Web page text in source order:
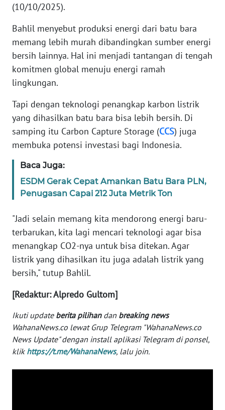
(10/10/2025).
Bahlil menyebut produksi energi dari batu bara
memang lebih murah dibandingkan sumber energi
bersih lainnya. Hal ini menjadi tantangan di tengah
komitmen global menuju energi ramah
lingkungan.
Tapi dengan teknologi penangkap karbon listrik
yang dihasilkan batu bara bisa lebih bersih. Di
samping itu Carbon Capture Storage (CCS) juga
membuka potensi investasi bagi Indonesia.
Baca Juga:
ESDM Gerak Cepat Amankan Batu Bara PLN,
Penugasan Capai 212 Juta Metrik Ton
"Jadi selain memang kita mendorong energi baru-
terbarukan, kita lagi mencari teknologi agar bisa
menangkap CO2-nya untuk bisa ditekan. Agar
listrik yang dihasilkan itu juga adalah listrik yang
bersih," tutup Bahlil.
[Redaktur: Alpredo Gultom]
Ikuti update berita pilihandan breaking news
WahanaNews.co lewat Grup Telegram "WahanaNews.co
News Update" dengan install aplikasi Telegram di ponsel,
klik https://t.me/WahanaNews, lalu join.
DISCLAIMER
News
Regional
WN
WN
JAKARTA
JABAR
WN
WN
WN
KEPRI
PAPUA
WN
PAPUA